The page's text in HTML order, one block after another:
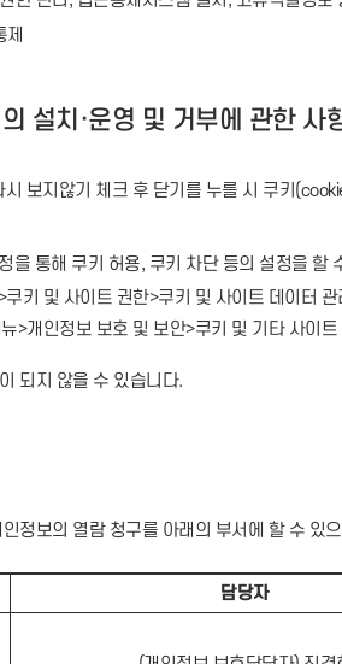
설치·운영 및 거부에 관한 사
보지않기 체크 후 닫기를 누를 시 쿠키
을 통해 쿠키 허용, 쿠키 차단 등의 설정을 할
키 및 사이트 권한>쿠키 및 사이트 데이터 관
>개인정보 보호 및 보안>쿠키 및 기타 사이트
되지 않을 수 있습니다.
정보의 열람 청구를 아래의 부서에 할 수 있
담당자